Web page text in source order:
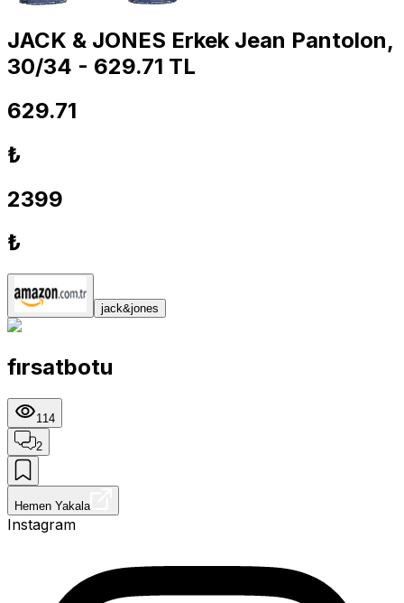
JACK & JONES Erkek Jean Pantolon,
30/34 - 629.71 TL
629.71
₺
2399
₺
jack&jones
fırsatbotu
114
2
Hemen Yakala
Instagram